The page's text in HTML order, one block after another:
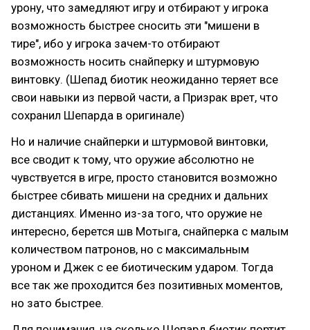
урону, что замедляют игру и отбирают у игрока
возможность быстрее сносить эти "мишени в
тире", ибо у игрока зачем-то отбирают
возможность носить снайперку и штурмовую
винтовку. (Шепад биотик неожиданно теряет все
свои навыки из первой части, а Призрак врет, что
сохранил Шепарда в оригинале)
Но и наличие снайперки и штурмовой винтовки,
все сводит к тому, что оружие абсолютно не
чувствуется в игре, просто становится возможно
быстрее сбивать мишени на средних и дальних
дистанциях. Именно из-за того, что оружие не
интересно, берется шв Мотыга, снайперка с малым
количеством патронов, но с максимальным
уроном и Джек с ее биотическим ударом. Тогда
все так же проходится без позитивных моментов,
но зато быстрее.